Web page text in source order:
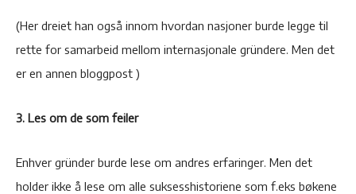
(Her dreiet han også innom hvordan nasjoner burde legge til
rette for samarbeid mellom internasjonale gründere. Men det
er en annen bloggpost )
3. Les om de som feiler
Enhver gründer burde lese om andres erfaringer. Men det
holder ikke å lese om alle suksesshistoriene som f.eks bøkene